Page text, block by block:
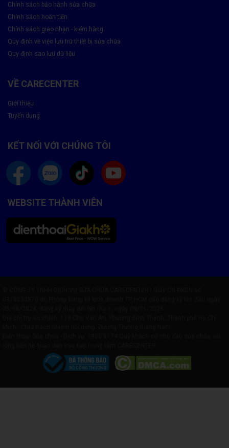
Thông Tin Liên Hệ
Care Center – Sửa Laptop Nhanh, Uy Tín, Chuyên Sâu
📞 Tổng đài miễn phí:
📍 Địa chỉ: 119 Chu Văn An, Phường 14, Q.Bình Thạnh, TP HCM
Đừng để máy nóng làm ảnh hưởng hiệu suất và tuổi thọ
laptop của bạn.
👉Đặt lịch thay quạt tản nhiệt Laptop HP 9470
Center ngay hôm nay để được kiểm tra miễn phí và phục hồi khả
năng làm mát hiệu quả nhất!
Chính sách bảo hành sửa chữa
Chính sách hoàn tiền
Chính sách giao nhận - kiểm hàng
Quy định về việc lưu trữ thiết bị sửa chữa
Quy định sao lưu dữ liệu
VỀ CARECENTER
Giới thiệu
Tuyển dụng
KẾT NỐI VỚI CHÚNG TÔI
WEBSITE THÀNH VIÊN